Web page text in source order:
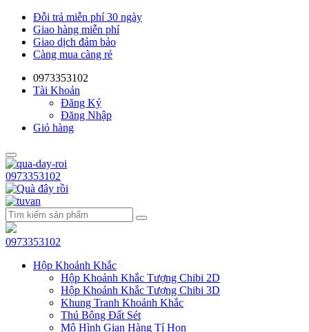
Đỗi trả miễn phí 30 ngày
Giao hàng miễn phí
Giao dịch đảm bảo
Càng mua càng rẻ
0973353102
Tài Khoản
Đăng Ký
Đăng Nhập
Giỏ hàng
0973353102
0973353102
Hộp Khoảnh Khắc
Hộp Khoảnh Khắc Tượng Chibi 2D
Hộp Khoảnh Khắc Tượng Chibi 3D
Khung Tranh Khoảnh Khắc
Thú Bông Đất Sét
Mô Hình Gian Hàng Tí Hon